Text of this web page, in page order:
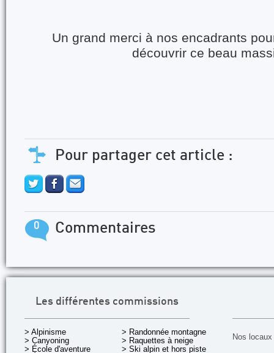
Un grand merci à nos encadrants
découvrir ce beau
Pour partager cet article :
0 Commentaires
Les différentes commissions
> Alpinisme
> Canyoning
> École d'aventure
> Randonnée montagne
> Raquettes à neige
> Ski alpin et hors piste
Nos